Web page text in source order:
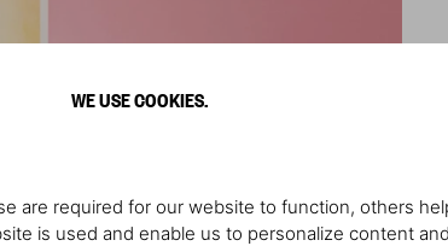
WE USE COOKIES.
are required for our website to function, others
is used and enable us to personalize content